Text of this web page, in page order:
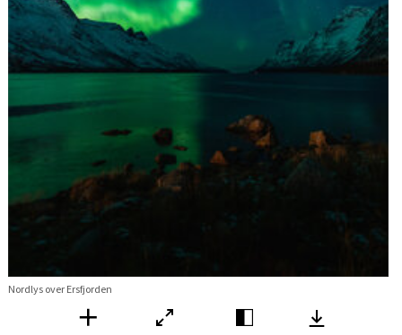
Nordlys over Ersfjorden